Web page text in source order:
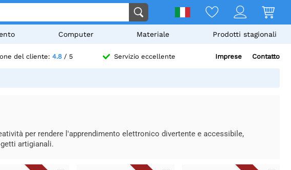
Computer Materiale Prodotti stagionali
del cliente: 4.8/ 5 Servizio eccellente Imprese Contatto
per rendere l'apprendimento elettronico divertente e accessibile,
artigianali.